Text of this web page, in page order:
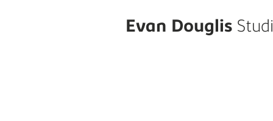
Evan Douglis